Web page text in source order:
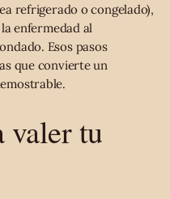
refrigerado o congelado),
enfermedad al
Esos pasos
que convierte un
valer tu